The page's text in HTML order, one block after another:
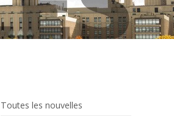
Toutes les nouvelles